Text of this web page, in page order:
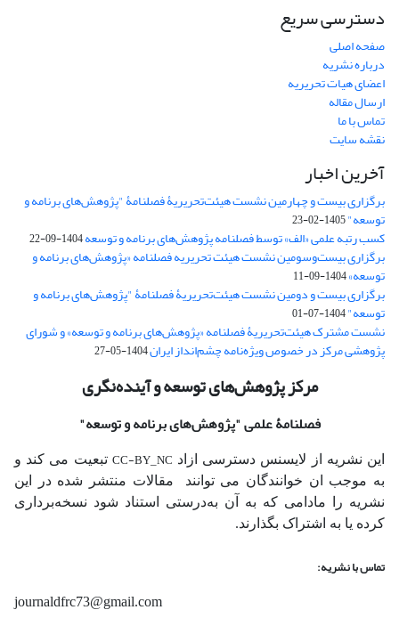
دسترسی سریع
صفحه اصلی
درباره نشریه
اعضای هیات تحریریه
ارسال مقاله
تماس با ما
نقشه سایت
آخرین اخبار
برگزاری بیست و چهارمین نشست هیئت‌تحریریۀ فصلنامۀ "پژوهش‌های برنامه و
توسعه"1405-02-23
کسب رتبه علمی «الف» توسط فصلنامه پژوهش‌های برنامه و توسعه1404-09-22
برگزاری بیست‌وسومین نشست هیئت‌ تحریریه فصلنامه «پژوهش‌های برنامه و
توسعه»1404-09-11
برگزاری بیست و دومین نشست هیئت‌تحریریۀ فصلنامۀ "پژوهش‌های برنامه و
توسعه"1404-07-01
نشست مشترک هیئت‌تحریریۀ فصلنامه «پژوهش‌های برنامه و توسعه» و شورای
پژوهشی مرکز در خصوص ویژه‌نامه چشم‌انداز ایران1404-05-27
مرکز پژوهش‌های توسعه و آینده‌نگری
فصلنامۀ علمی"پژوهش‌های برنامه و توسعه"
این نشریه از لایسنس دسترسی ازاد CC-BY_NC تبعیت می کند و
به موجب ان خوانندگان می توانند مقالات منتشر شده در این
نشریه را مادامی که به آن‌ به‌درستی استناد شود نسخه‌برداری
کرده یا به اشتراک بگذارند.
تماس با نشریه:
journaldfrc73@gmail.com